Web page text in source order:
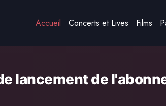
Accueil Concerts et Lives Films
lancement de